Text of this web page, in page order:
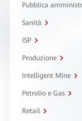
Pubblica
Sanità
ISP
Produzione
Intelligent Mine
Petrolio e Gas
Retail